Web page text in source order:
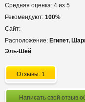
Средняя оценка: 4 из 5
Рекомендуют: 100%
Сайт:
Расположение: Египет,
Эль-Шей
Отзывы: 1
Написать свой отзыв